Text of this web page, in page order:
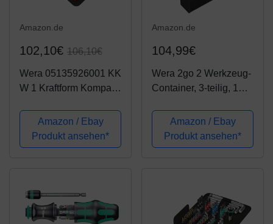
Amazon.de
102,10€ 106,10€
Wera 05135926001 KK
W 1 Kraftform Kompakt
Werkzeug-Set, 35-teilig
Schwarz Stück
Amazon / Ebay
Produkt ansehen*
Amazon.de
104,99€
Wera 2go 2 Werkzeug-
Container, 3-teilig, 1
Amazon / Ebay
Produkt ansehen*